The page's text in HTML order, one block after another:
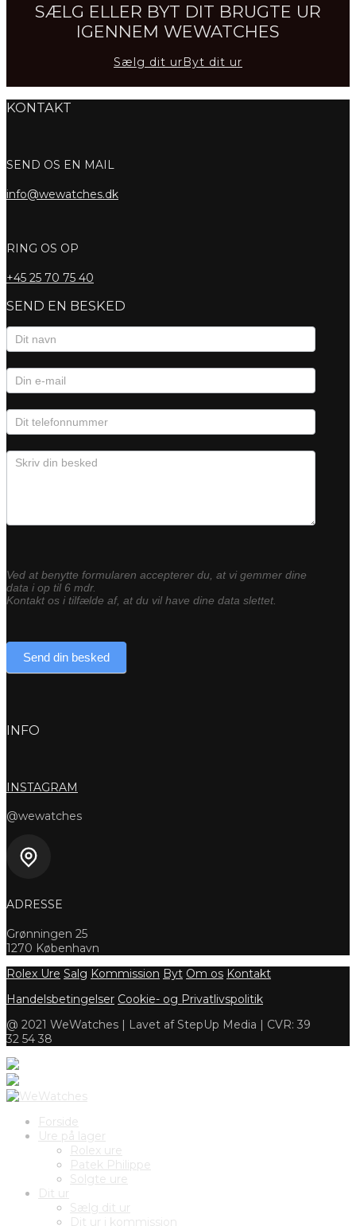
SÆLG ELLER BYT DIT BRUGTE UR
IGENNEM WEWATCHES
Sælg dit urByt dit ur
KONTAKT
SEND OS EN MAIL
info@wewatches.dk
RING OS OP
+45 25 70 75 40
SEND EN BESKED
Kontaktformular
Ved at benytte formularen accepterer du, at vi gemmer dine
data i op til 6 mdr.
Kontakt os i tilfælde af, at du vil have dine data slettet.
Send din besked
INFO
INSTAGRAM
@wewatches
ADRESSE
Grønningen 25
1270 København
Rolex Ure Salg Kommission Byt Om os Kontakt
Handelsbetingelser Cookie- og Privatlivspolitik
@ 2021 WeWatches | Lavet af StepUp Media | CVR: 39
32 54 38
Forside
Ure på lager
Rolex ure
Patek Philippe
Solgte ure
Dit ur
Sælg dit ur
Dit ur i kommission